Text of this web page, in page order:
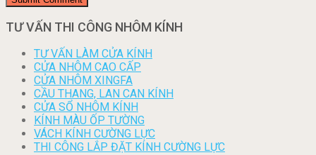
TƯ VẤN THI CÔNG NHÔM KÍNH
TƯ VẤN LÀM CỬA KÍNH
CỬA NHÔM CAO CẤP
CỬA NHÔM XINGFA
CẦU THANG, LAN CAN KÍNH
CỬA SỔ NHÔM KÍNH
KÍNH MÀU ỐP TƯỜNG
VÁCH KÍNH CƯỜNG LỰC
THI CÔNG LẮP ĐẶT KÍNH CƯỜNG LỰC